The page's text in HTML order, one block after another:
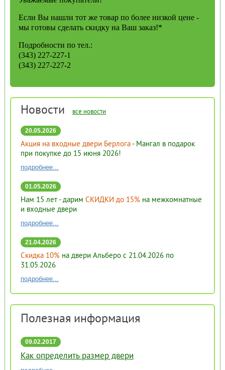
Новости все новости
20.05.2026
Акция на входные двери Берлога- Мангал в подарок
при покупке до 15 июня 2026!
подробнее...
01.05.2026
Нам 15 лет - дарим СКИДКИ до 15% на межкомнатные
и входные двери
подробнее...
21.04.2026
Скидка 10% на двери Альберо с 21.04.2026 по
31.05.2026
подробнее...
Полезная информация
09.02.2017
Как определить размер двери
Если Вы нашли тот же товар по более низкой цене -
мы готовы сделать скидку на Ваш заказ!*
Подробности по тел.:
(343) 227-227-1
(343) 227-227-2